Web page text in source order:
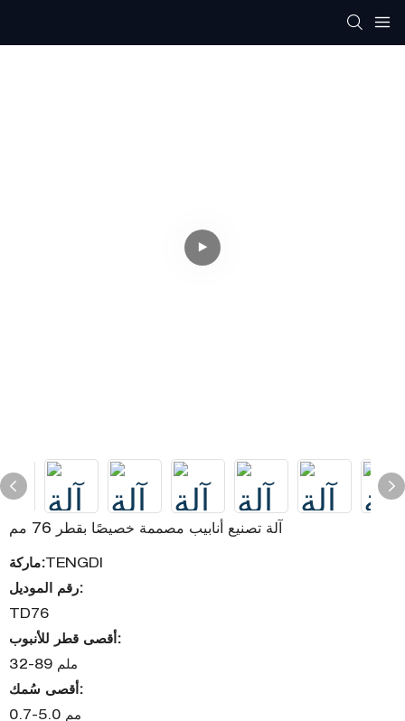
آلة تصنيع أنابيب مصممة خصيصًا بقطر 76 مم
ماركة: TENGDI
رقم الموديل:
TD76
أقصى قطر للأنبوب:
32-89 ملم
أقصى سُمك:
0.7-5.0 مم